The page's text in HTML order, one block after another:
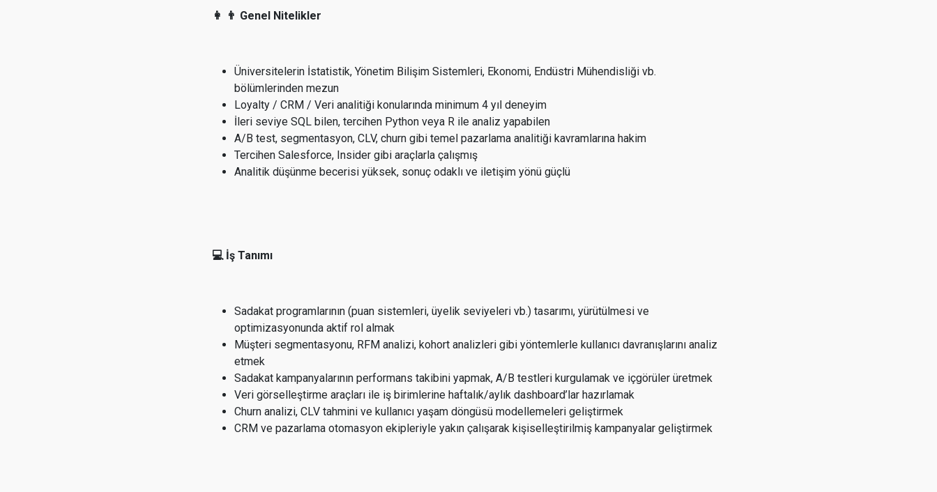
👩 👨 Genel Nitelikler
Üniversitelerin İstatistik, Yönetim Bilişim Sistemleri, Ekonomi, Endüstri Mühendisliği vb.
bölümlerinden mezun
Loyalty / CRM / Veri analitiği konularında minimum 4 yıl deneyim
İleri seviye SQL bilen, tercihen Python veya R ile analiz yapabilen
A/B test, segmentasyon, CLV, churn gibi temel pazarlama analitiği kavramlarına hakim
Tercihen Salesforce, Insider gibi araçlarla çalışmış
Analitik düşünme becerisi yüksek, sonuç odaklı ve iletişim yönü güçlü
💻 İş Tanımı
Sadakat programlarının (puan sistemleri, üyelik seviyeleri vb.) tasarımı, yürütülmesi ve
optimizasyonunda aktif rol almak
Müşteri segmentasyonu, RFM analizi, kohort analizleri gibi yöntemlerle kullanıcı davranışlarını analiz
etmek
Sadakat kampanyalarının performans takibini yapmak, A/B testleri kurgulamak ve içgörüler üretmek
Veri görselleştirme araçları ile iş birimlerine haftalık/aylık dashboard’lar hazırlamak
Churn analizi, CLV tahmini ve kullanıcı yaşam döngüsü modellemeleri geliştirmek
CRM ve pazarlama otomasyon ekipleriyle yakın çalışarak kişiselleştirilmiş kampanyalar geliştirmek